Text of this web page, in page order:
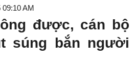
09:10 AM
được, cán bộ
súng bắn người